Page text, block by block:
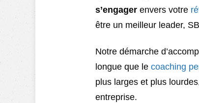
s’engager envers votre
être un meilleur leader,
Notre démarche
longue que le coaching
plus larges et plus
entreprise.